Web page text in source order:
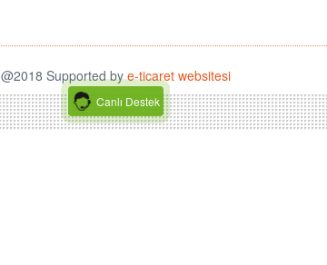
Canlı Destek
@2018 Supported bye-ticaret websitesi